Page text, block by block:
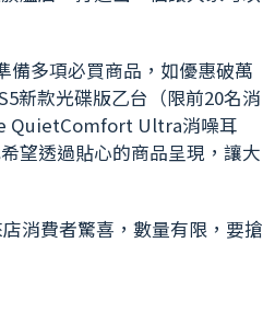
備多項必買商品，如優惠破萬
新款光碟版乙台（限前20名消
QuietComfort Ultra消噪耳
望透過貼心的商品呈現，讓大
消費者驚喜，數量有限，要搶